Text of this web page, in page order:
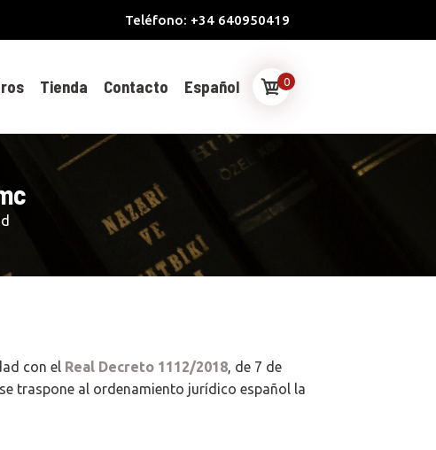
Teléfono: +34 640950419
Tienda Contacto Español 0
con el Real Decreto 1112/2018, de 7 de
traspone al ordenamiento jurídico español la